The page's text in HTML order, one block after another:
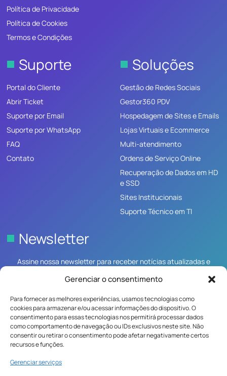
Gerenciar o consentimento
Para fornecer as melhores experiências, usamos tecnologias como
cookies para armazenar e/ou acessar informações do dispositivo. O
consentimento para essas tecnologias nos permitirá processar dados
como comportamento de navegação ou IDs exclusivos neste site. Não
consentir ou retirar o consentimento pode afetar negativamente certos
recursos e funções.
Gerenciar serviços
Política de Privacidade
Política de Cookies
Termos e Condições
Suporte
Portal do Cliente
Abrir Ticket
Suporte por Email
Suporte por WhatsApp
FAQ
Contato
Soluções
Gestão de Redes Sociais
Gestor360 PDV
Hospedagem de Sites e Emails
Lojas Virtuais e Ecommerce
Multi-atendimento
Ordens de Serviço Online
Recuperação de Dados em HD
e SSD
Sites Institucionais
Suporte Técnico em TI
Newsletter
Assine nossa newsletter para receber notícias atualizadas e
Inscrever-me
Copyright ©2019 RasDesenv. Todos os direitos reservados.